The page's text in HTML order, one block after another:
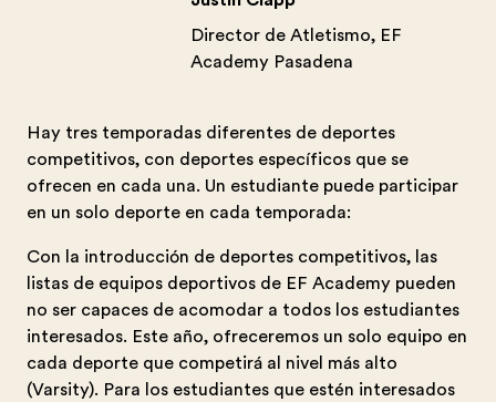
Director de Atletismo, EF
Academy Pasadena
Hay tres temporadas diferentes de deportes
competitivos, con deportes específicos que se
ofrecen en cada una. Un estudiante puede participar
en un solo deporte en cada temporada:
Con la introducción de deportes competitivos, las
listas de equipos deportivos de EF Academy pueden
no ser capaces de acomodar a todos los estudiantes
interesados. Este año, ofreceremos un solo equipo en
cada deporte que competirá al nivel más alto
(Varsity). Para los estudiantes que estén interesados